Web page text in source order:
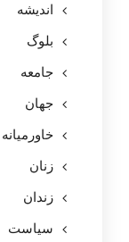
اندیشه
بلوگ
جامعه
جهان
خاورمیانه
زنان
زندان
سیاست